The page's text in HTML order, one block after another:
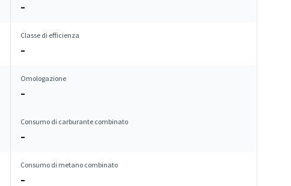
–
Classe di efficienza
–
Omologazione
–
Consumo di carburante combinato
–
Consumo di metano combinato
–